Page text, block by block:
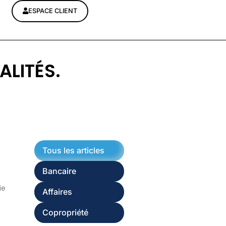
ESPACE CLIENT
Tous les articles
Bancaire
Affaires
Copropriété